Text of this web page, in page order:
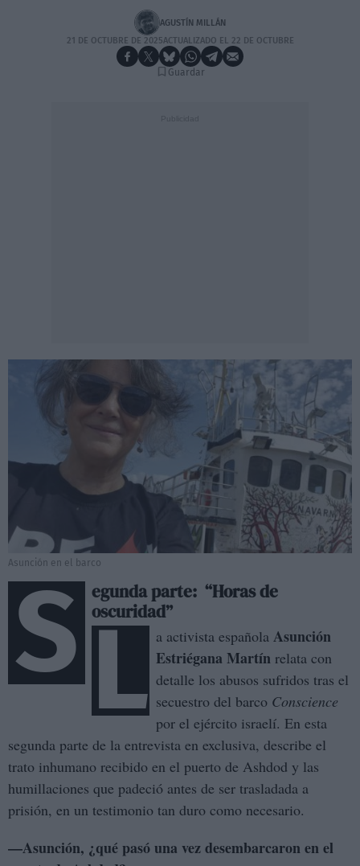
AGUSTÍN MILLÁN
21 DE OCTUBRE DE 2025ACTUALIZADO EL 22 DE OCTUBRE
Guardar
Asunción en el barco
S
egunda parte: “Horas de
oscuridad”
L a activista española Asunción
Estriégana Martín relata con
detalle los abusos sufridos tras el
secuestro del barco Conscience
por el ejército israelí. En esta
segunda parte de la entrevista en exclusiva, describe el
trato inhumano recibido en el puerto de Ashdod y las
humillaciones que padeció antes de ser trasladada a
prisión, en un testimonio tan duro como necesario.
—Asunción, ¿qué pasó una vez desembarcaron en el